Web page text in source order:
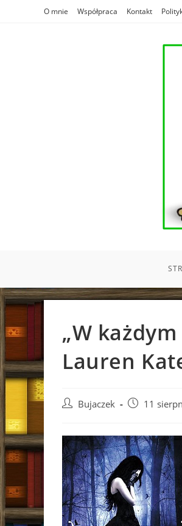
O mnie Współpraca Kontakt
„W
Lauren
Post Bujaczek
Post 11